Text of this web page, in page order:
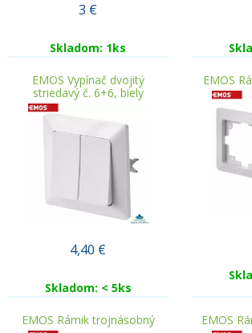
3 €
Skladom: 1ks
EMOS Vypínač dvojitý
striedavý č. 6+6, biely
4,40 €
Skladom: < 5ks
EMOS
EMOS Rámik trojnásobný EMOS